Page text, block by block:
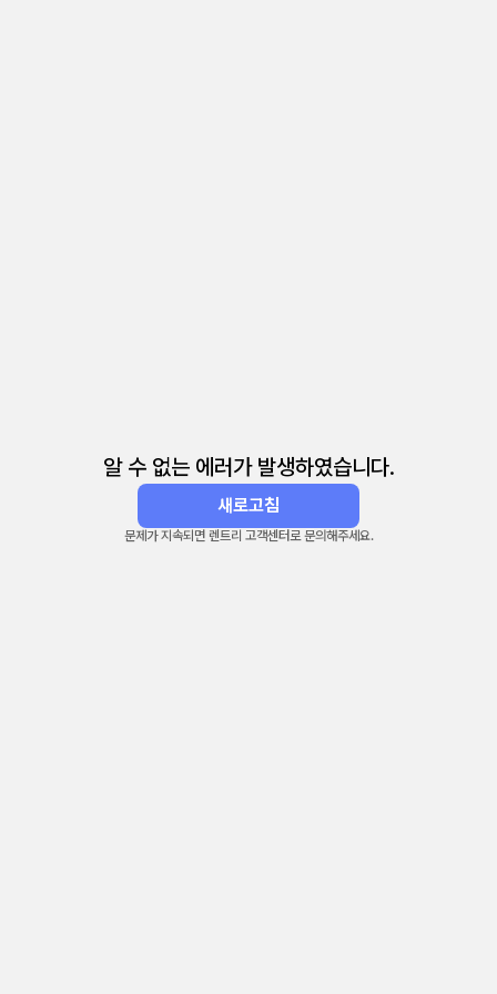
알 수 없는 에러가 발생하였습니다.
새로고침
문제가 지속되면 렌트리 고객센터로 문의해주세요.